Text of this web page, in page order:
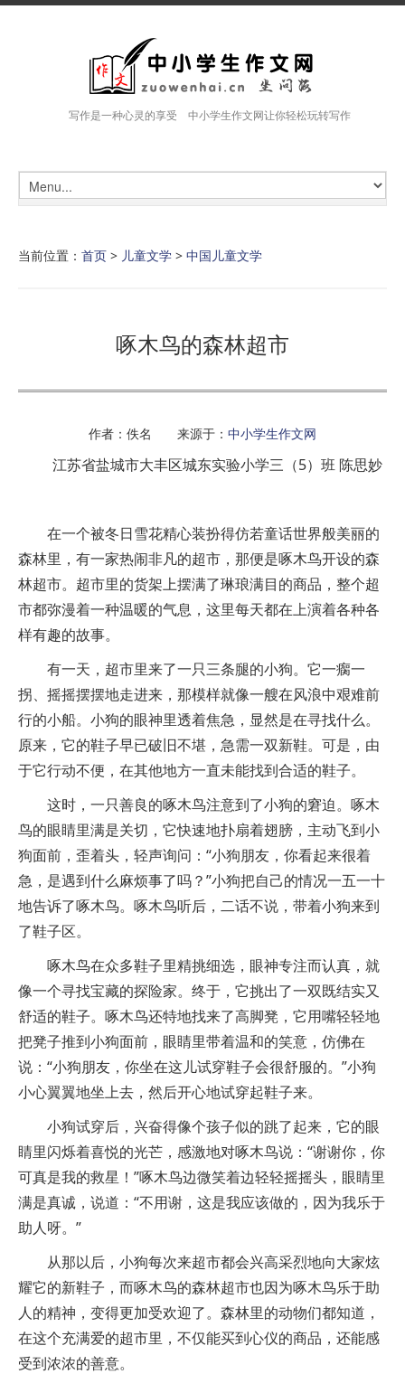
写作是一种心灵的享受 中小学生作文网让你轻松玩转写作
当前位置： 首页 > 儿童文学 > 中国儿童文学
啄木鸟的森林超市
作者：佚名 来源于： 中小学生作文网
江苏省盐城市大丰区城东实验小学三（5）班 陈思妙
在一个被冬日雪花精心装扮得仿若童话世界般美丽的
森林里，有一家热闹非凡的超市，那便是啄木鸟开设的森
林超市。超市里的货架上摆满了琳琅满目的商品，整个超
市都弥漫着一种温暖的气息，这里每天都在上演着各种各
样有趣的故事。
有一天，超市里来了一只三条腿的小狗。它一瘸一
拐、摇摇摆摆地走进来，那模样就像一艘在风浪中艰难前
行的小船。小狗的眼神里透着焦急，显然是在寻找什么。
原来，它的鞋子早已破旧不堪，急需一双新鞋。可是，由
于它行动不便，在其他地方一直未能找到合适的鞋子。
这时，一只善良的啄木鸟注意到了小狗的窘迫。啄木
鸟的眼睛里满是关切，它快速地扑扇着翅膀，主动飞到小
狗面前，歪着头，轻声询问：“小狗朋友，你看起来很着
急，是遇到什么麻烦事了吗？”小狗把自己的情况一五一十
地告诉了啄木鸟。啄木鸟听后，二话不说，带着小狗来到
了鞋子区。
啄木鸟在众多鞋子里精挑细选，眼神专注而认真，就
像一个寻找宝藏的探险家。终于，它挑出了一双既结实又
舒适的鞋子。啄木鸟还特地找来了高脚凳，它用嘴轻轻地
把凳子推到小狗面前，眼睛里带着温和的笑意，仿佛在
说：“小狗朋友，你坐在这儿试穿鞋子会很舒服的。”小狗
小心翼翼地坐上去，然后开心地试穿起鞋子来。
小狗试穿后，兴奋得像个孩子似的跳了起来，它的眼
睛里闪烁着喜悦的光芒，感激地对啄木鸟说：“谢谢你，你
可真是我的救星！”啄木鸟边微笑着边轻轻摇摇头，眼睛里
满是真诚，说道：“不用谢，这是我应该做的，因为我乐于
助人呀。”
从那以后，小狗每次来超市都会兴高采烈地向大家炫
耀它的新鞋子，而啄木鸟的森林超市也因为啄木鸟乐于助
人的精神，变得更加受欢迎了。森林里的动物们都知道，
在这个充满爱的超市里，不仅能买到心仪的商品，还能感
受到浓浓的善意。